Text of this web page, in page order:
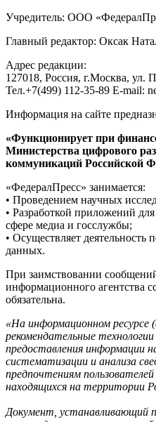
Учредитель: ООО
Главный редактор: Оксак
Адрес редакции:
127018, Россия, г.Москва, ул.
Тел.+7(499) 112-35-89 E-mail:
Информация на сайте
«Функционирует при
Министерства цифрового
коммуникаций Российской
«ФедералПресс» занимается:
• Проведением научных
• Разработкой приложений
сфере медиа и госслужбы;
• Осуществляет деятельность
данных.
При заимствовании
информационного агентства
обязательна.
«На информационном ресурсе
рекомендательные
предоставления информации
систематизации и анализа
предпочтениям
находящихся на территории
Документ, устанавливающий